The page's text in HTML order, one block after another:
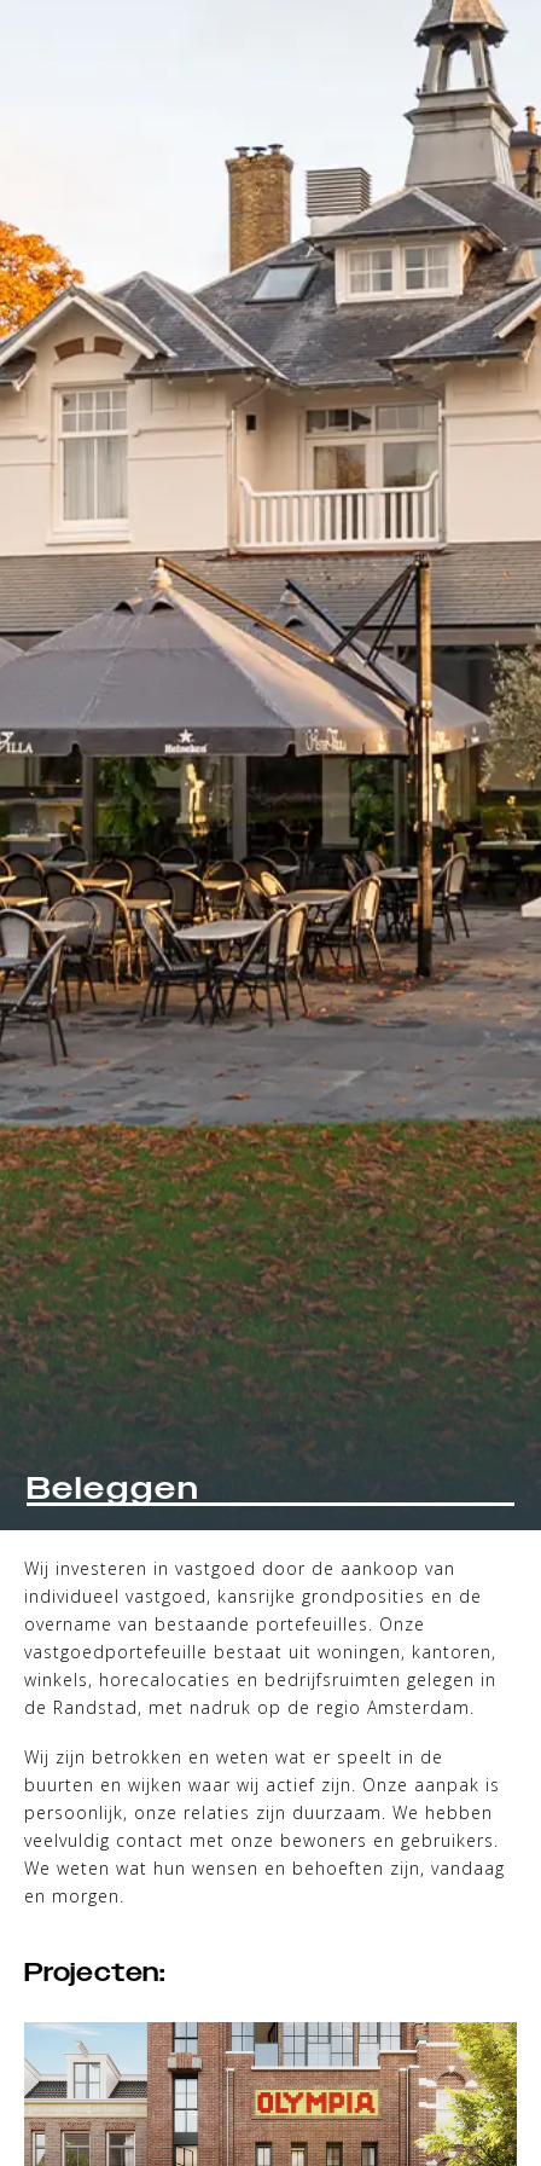
Beleggen
Wij investeren in vastgoed door de aankoop van
individueel vastgoed, kansrijke grondposities en de
overname van bestaande portefeuilles. Onze
vastgoedportefeuille bestaat uit woningen, kantoren,
winkels, horecalocaties en bedrijfsruimten gelegen in
de Randstad, met nadruk op de regio Amsterdam.
Wij zijn betrokken en weten wat er speelt in de
buurten en wijken waar wij actief zijn. Onze aanpak is
persoonlijk, onze relaties zijn duurzaam. We hebben
veelvuldig contact met onze bewoners en gebruikers.
We weten wat hun wensen en behoeften zijn, vandaag
en morgen.
Projecten: